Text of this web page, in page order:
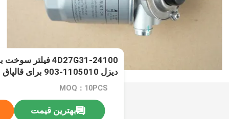
دیزل 1105010-903 برای قالپاق
MOQ：10PCS
بهترین قیمت